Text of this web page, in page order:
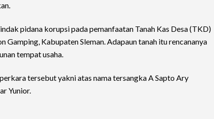
pidana korupsi pada pemanfaatan Tanah Kas Desa (TKD)
Gamping, Kabupaten Sleman. Adapaun tanah itu rencananya
tempat usaha.
tersebut yakni atas nama tersangka A Sapto Ary
Yunior.